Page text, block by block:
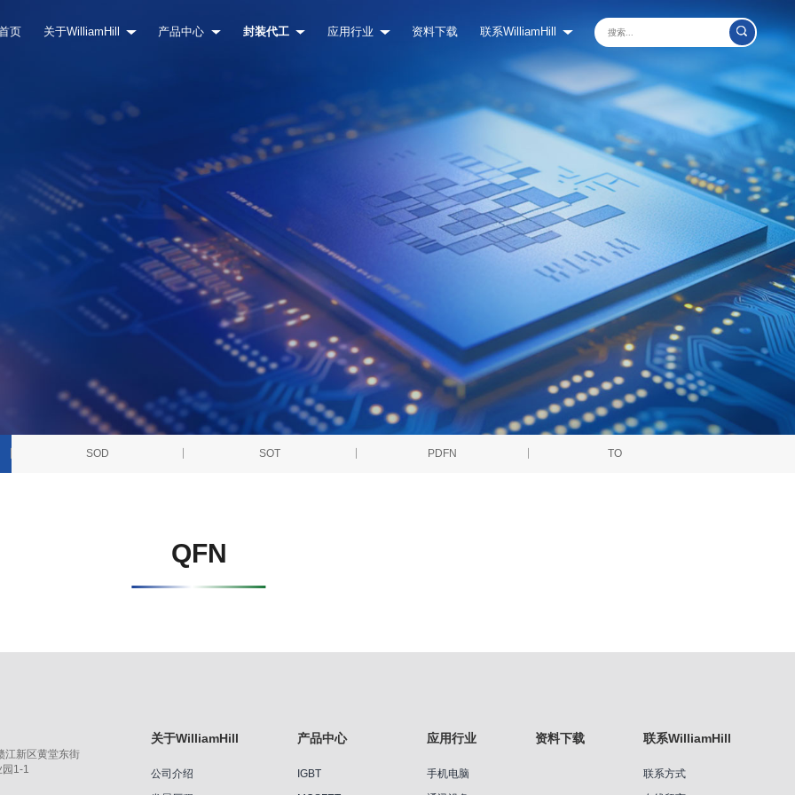
页 关于WilliamHill 产品中心 封装代工 应用行业 资料下载 联系WilliamHill
SOD SOT PDFN TO
QFN
江新区黄堂东街
1-1
关于WilliamHill
公司介绍
产品中心
IGBT
应用行业
手机电脑
资料下载 联系WilliamHill
联系方式